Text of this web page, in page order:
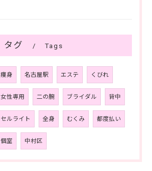
タグ Tags
痩身 名古屋駅 エステ くびれ
女性専用 二の腕 ブライダル 背中
セルライト 全身 むくみ 都度払い
個室 中村区